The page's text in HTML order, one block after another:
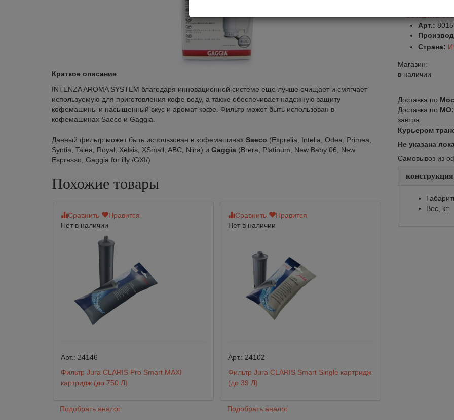
Краткое описание
INTENZA AROMA SYSTEM благодаря инновационной системе еще лучше очищает и смягчает
используемую для приготовления кофе воду, а также обеспечивает надежную защиту
кофемашины и насыщенный вкус и аромат кофе. Фильтр может быть использован в
кофемашинах Saeco и Gaggia.
Данный фильтр может быть использован в кофемашинах Saeco (Exprelia, Intelia, Odea, Primea,
Syntia, Talea, Royal, Xelsis, XSmall, ABC, Nina) и Gaggia (Brera, Platinum, New Baby 06, New
Espresso, Gaggia for illy /GXI/)
Похожие товары
Сравнить
Нравится
Нет в наличии
Арт.: 24146
Фильтр Jura CLARIS Pro Smart MAXI
картридж (до 750 Л)
Подобрать аналог
Сравнить
Нравится
Нет в наличии
Арт.: 24102
Фильтр Jura CLARIS Smart Single картридж
(до 39 Л)
Подобрать аналог
Арт.:
Страна:
Магазин:
в наличии
Доставка по
Доставка по МО:
завтра
Курьером
Не указана
Самовывоз из
конструкция
Вес, кг: